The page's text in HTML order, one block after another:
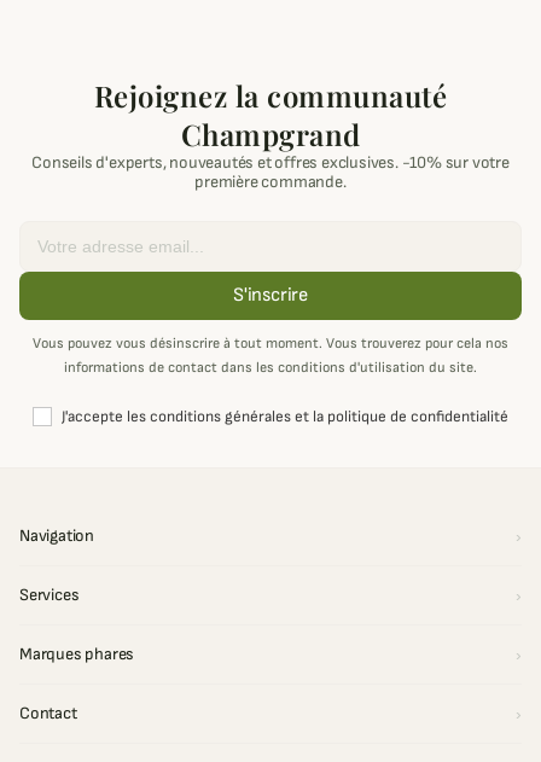
Rejoignez la communauté
Champgrand
Conseils d'experts, nouveautés et offres exclusives. -10% sur votre
première commande.
S'inscrire
Vous pouvez vous désinscrire à tout moment. Vous trouverez pour cela nos
informations de contact dans les conditions d'utilisation du site.
J'accepte les conditions générales et la politique de confidentialité
Navigation
Services
Marques phares
Contact